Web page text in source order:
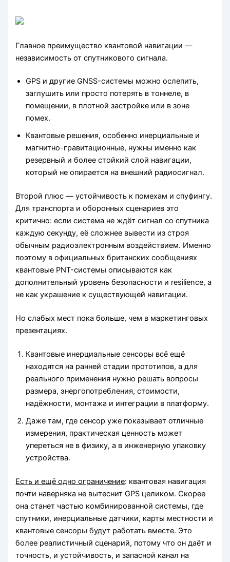
Главное преимущество квантовой навигации —
независимость от спутникового сигнала.
GPS и другие GNSS-системы можно ослепить,
заглушить или просто потерять в тоннеле, в
помещении, в плотной застройке или в зоне
помех.
Квантовые решения, особенно инерциальные и
магнитно-гравитационные, нужны именно как
резервный и более стойкий слой навигации,
который не опирается на внешний радиосигнал.
Второй плюс — устойчивость к помехам и спуфингу.
Для транспорта и оборонных сценариев это
критично: если система не ждёт сигнал со спутника
каждую секунду, её сложнее вывести из строя
обычным радиоэлектронным воздействием. Именно
поэтому в официальных британских сообщениях
квантовые PNT-системы описываются как
дополнительный уровень безопасности и resilience, а
не как украшение к существующей навигации.
Но слабых мест пока больше, чем в маркетинговых
презентациях.
Квантовые инерциальные сенсоры всё ещё
находятся на ранней стадии прототипов, а для
реального применения нужно решать вопросы
размера, энергопотребления, стоимости,
надёжности, монтажа и интеграции в платформу.
Даже там, где сенсор уже показывает отличные
измерения, практическая ценность может
упереться не в физику, а в инженерную упаковку
устройства.
Есть и ещё одно ограничение: квантовая навигация
почти наверняка не вытеснит GPS целиком. Скорее
она станет частью комбинированной системы, где
спутники, инерциальные датчики, карты местности и
квантовые сенсоры будут работать вместе. Это
более реалистичный сценарий, потому что он даёт и
точность, и устойчивость, и запасной канал на